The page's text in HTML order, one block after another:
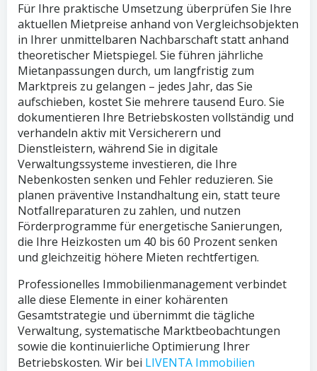
Für Ihre praktische Umsetzung überprüfen Sie Ihre
aktuellen Mietpreise anhand von Vergleichsobjekten
in Ihrer unmittelbaren Nachbarschaft statt anhand
theoretischer Mietspiegel. Sie führen jährliche
Mietanpassungen durch, um langfristig zum
Marktpreis zu gelangen – jedes Jahr, das Sie
aufschieben, kostet Sie mehrere tausend Euro. Sie
dokumentieren Ihre Betriebskosten vollständig und
verhandeln aktiv mit Versicherern und
Dienstleistern, während Sie in digitale
Verwaltungssysteme investieren, die Ihre
Nebenkosten senken und Fehler reduzieren. Sie
planen präventive Instandhaltung ein, statt teure
Notfallreparaturen zu zahlen, und nutzen
Förderprogramme für energetische Sanierungen,
die Ihre Heizkosten um 40 bis 60 Prozent senken
und gleichzeitig höhere Mieten rechtfertigen.
Professionelles Immobilienmanagement verbindet
alle diese Elemente in einer kohärenten
Gesamtstrategie und übernimmt die tägliche
Verwaltung, systematische Marktbeobachtungen
sowie die kontinuierliche Optimierung Ihrer
Betriebskosten. Wir bei LIVENTA Immobilien